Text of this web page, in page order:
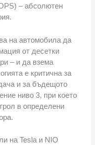
– абсолютен
на автомобила да
от десетки
– и да взема
е критична за
и за бъдещото
ниво 3, при което
в определени
на Tesla и NIO